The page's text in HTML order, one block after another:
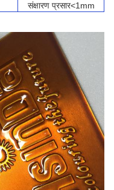
संक्षारण प्रसार<1mm